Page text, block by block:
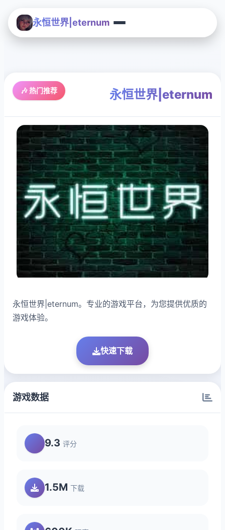
永恒世界|eternum
🎶 热门推荐 永恒世界|eternum
永恒世界|eternum。专业的游戏平台，为您提供优质的
游戏体验。
快速下载
游戏数据
9.3 评分
1.5M 下载